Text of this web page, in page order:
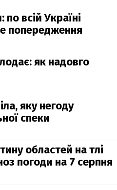
всій Україні
попередження
як надовго
яку негоду
спеки
областей на тлі
погоди на 7 серпня